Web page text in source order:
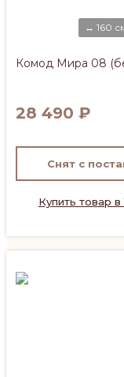
↔ 160
Комод Мира 08
28 490 ₽
Снят с
Купить товар в